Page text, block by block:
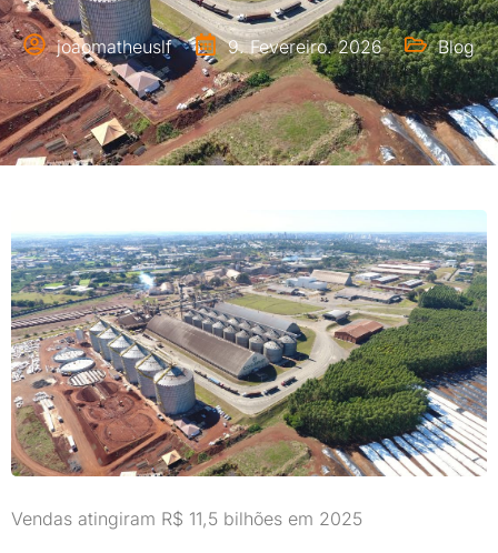
joaomatheuslf 9. Fevereiro. 2026 Blog
Vendas atingiram R$ 11,5 bilhões em 2025